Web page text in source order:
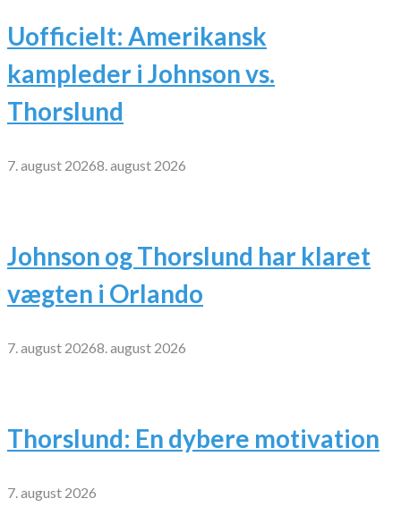
Uofficielt: Amerikansk
kampleder i Johnson vs.
Thorslund
7. august 20268. august 2026
Johnson og Thorslund har klaret
vægten i Orlando
7. august 20268. august 2026
Thorslund: En dybere motivation
7. august 2026